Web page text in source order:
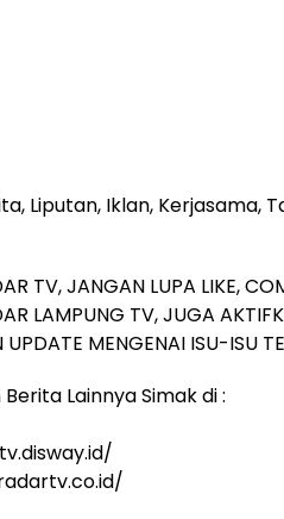
Liputan, Iklan, Kerjasama,
TV, JANGAN LUPA LIKE,
LAMPUNG TV, JUGA
UPDATE MENGENAI ISU-ISU
Lainnya Simak di :